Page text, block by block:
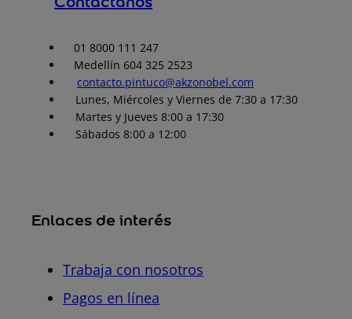
01 8000 111 247
Medellín 604 325 2523
contacto.pintuco@akzonobel.com
Lunes, Miércoles y Viernes de 7:30 a 17:30
Martes y Jueves 8:00 a 17:30
Sábados 8:00 a 12:00
Enlaces de interés
Trabaja con nosotros
Pagos en línea